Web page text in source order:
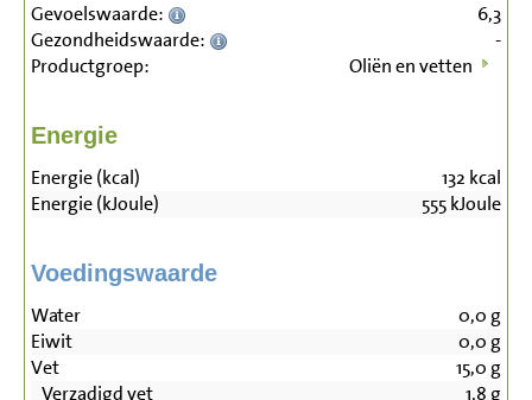
Gevoelswaarde:
6,3
Gezondheidswaarde:
-
Productgroep:
Oliën en vetten
Energie
Energie (kcal) 132 kcal
Energie (kJoule)
555kJoule
Voedingswaarde
Water 0,0 g
Eiwit
0,0 g
Vet
15,0 g
Verzadigd vet
1,8 g